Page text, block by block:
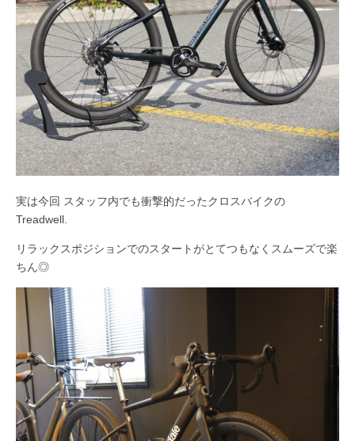
実は今回 スタッフ内でも衝撃的だったクロスバイクの
Treadwell.
リラックスポジションでのスタートがとてつもなくスムーズで楽
ちん◎